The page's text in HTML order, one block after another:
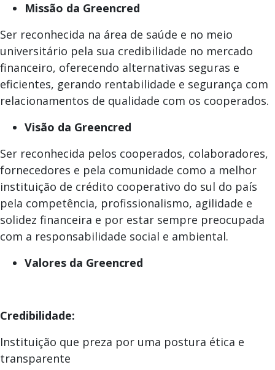
Missão da Greencred
Ser reconhecida na área de saúde e no meio
universitário pela sua credibilidade no mercado
financeiro, oferecendo alternativas seguras e
eficientes, gerando rentabilidade e segurança com
relacionamentos de qualidade com os cooperados.
Visão da Greencred
Ser reconhecida pelos cooperados, colaboradores,
fornecedores e pela comunidade como a melhor
instituição de crédito cooperativo do sul do país
pela competência, profissionalismo, agilidade e
solidez financeira e por estar sempre preocupada
com a responsabilidade social e ambiental.
Valores da Greencred
Credibilidade:
Instituição que preza por uma postura ética e
transparente